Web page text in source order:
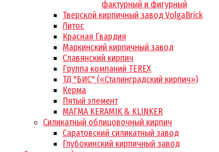
фактурный и фигурный
Тверской кирпичный завод VolgaBrick
Литос
Красная Гвардия
Маркинский кирпичный завод
Славянский кирпич
Группа компаний TEREX
ТД "БИС" («Сталинградский кирпич»)
Керма
Пятый элемент
МАГМА KERAMIK & KLINKER
Силикатный облицовочный кирпич
Саратовский силикатный завод
Глубокинский кирпичный завод